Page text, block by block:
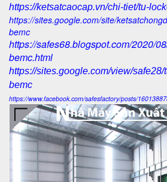
https://ketsatcaocap.vn/chi-tiet/tu-
https://sites.google.com/site/
bemc
https://safes68.blogspot.com/2020/
bemc.html
https://sites.google.com/view/
bemc
https://www.facebook.com/safesfactory/posts/